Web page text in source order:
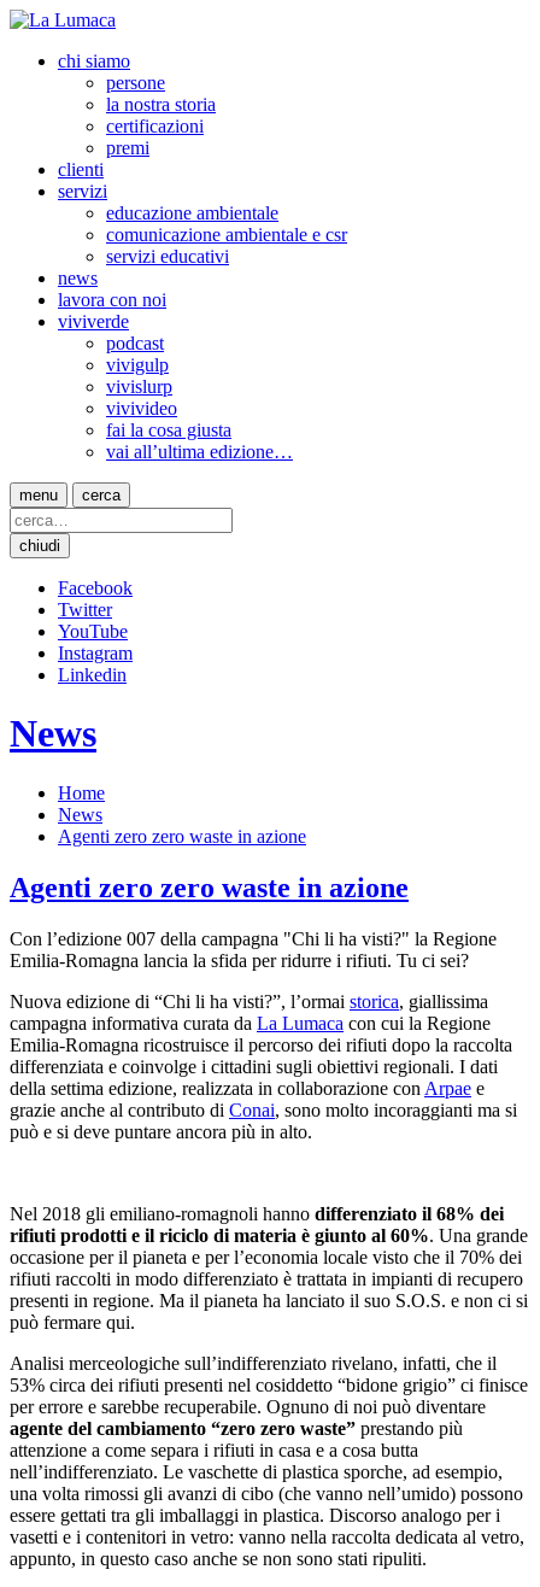
chi siamo
persone
la nostra storia
certificazioni
premi
clienti
servizi
educazione ambientale
comunicazione ambientale e csr
servizi educativi
news
lavora con noi
viviverde
podcast
vivigulp
vivislurp
vivivideo
fai la cosa giusta
vai all’ultima edizione…
menu cerca
chiudi
Facebook
Twitter
YouTube
Instagram
Linkedin
News
Home
News
Agenti zero zero waste in azione
Agenti zero zero waste in azione
Con l’edizione 007 della campagna "Chi li ha visti?" la Regione
Emilia-Romagna lancia la sfida per ridurre i rifiuti. Tu ci sei?
Nuova edizione di “Chi li ha visti?”, l’ormai storica, giallissima
campagna informativa curata da La Lumaca con cui la Regione
Emilia-Romagna ricostruisce il percorso dei rifiuti dopo la raccolta
differenziata e coinvolge i cittadini sugli obiettivi regionali. I dati
della settima edizione, realizzata in collaborazione con Arpae e
grazie anche al contributo di Conai, sono molto incoraggianti ma si
può e si deve puntare ancora più in alto.
Nel 2018 gli emiliano-romagnoli hanno differenziato il 68% dei
rifiuti prodotti e il riciclo di materia è giunto al 60%. Una grande
occasione per il pianeta e per l’economia locale visto che il 70% dei
rifiuti raccolti in modo differenziato è trattata in impianti di recupero
presenti in regione. Ma il pianeta ha lanciato il suo S.O.S. e non ci si
può fermare qui.
Analisi merceologiche sull’indifferenziato rivelano, infatti, che il
53% circa dei rifiuti presenti nel cosiddetto “bidone grigio” ci finisce
per errore e sarebbe recuperabile. Ognuno di noi può diventare
agente del cambiamento “zero zero waste” prestando più
attenzione a come separa i rifiuti in casa e a cosa butta
nell’indifferenziato. Le vaschette di plastica sporche, ad esempio,
una volta rimossi gli avanzi di cibo (che vanno nell’umido) possono
essere gettati tra gli imballaggi in plastica. Discorso analogo per i
vasetti e i contenitori in vetro: vanno nella raccolta dedicata al vetro,
appunto, in questo caso anche se non sono stati ripuliti.